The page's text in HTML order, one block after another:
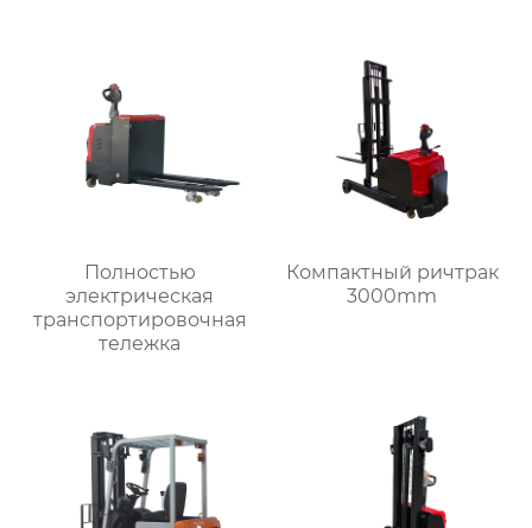
Полностью
электрическая
транспортировочная
тележка
Компактный ричтрак
3000mm